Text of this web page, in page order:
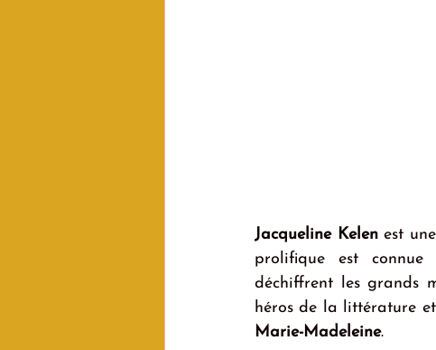
Jacqueline Kelen est
prolifique est connue
déchiffrent les grands
Marie-Madeleine.